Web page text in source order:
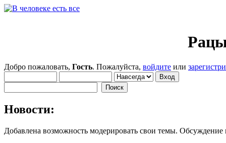
Добро пожаловать, Гость. Пожалуйста, войдите или
Новости:
Добавлена возможность модерировать свои темы.